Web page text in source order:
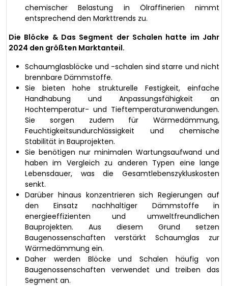
chemischer Belastung in Ölraffinerien nimmt
entsprechend den Markttrends zu.
Die Blöcke & Das Segment der Schalen hatte im Jahr
2024 den größten Marktanteil.
Schaumglasblöcke und -schalen sind starre und nicht
brennbare Dämmstoffe.
Sie bieten hohe strukturelle Festigkeit, einfache
Handhabung und Anpassungsfähigkeit an
Hochtemperatur- und Tieftemperaturanwendungen.
Sie sorgen zudem für Wärmedämmung,
Feuchtigkeitsundurchlässigkeit und chemische
Stabilität in Bauprojekten.
Sie benötigen nur minimalen Wartungsaufwand und
haben im Vergleich zu anderen Typen eine lange
Lebensdauer, was die Gesamtlebenszykluskosten
senkt.
Darüber hinaus konzentrieren sich Regierungen auf
den Einsatz nachhaltiger Dämmstoffe in
energieeffizienten und umweltfreundlichen
Bauprojekten. Aus diesem Grund setzen
Baugenossenschaften verstärkt Schaumglas zur
Wärmedämmung ein.
Daher werden Blöcke und Schalen häufig von
Baugenossenschaften verwendet und treiben das
Segment an.